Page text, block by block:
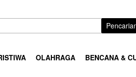
OLAHRAGA BENCANA &